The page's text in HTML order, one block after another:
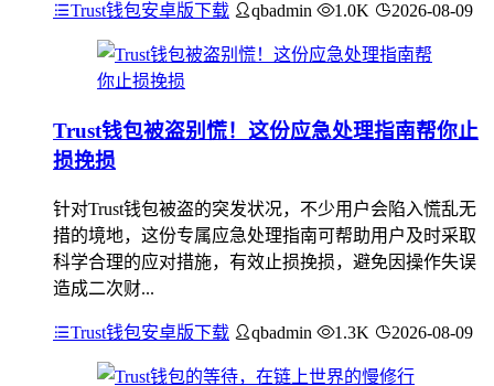
Trust钱包安卓版下载 qbadmin 1.0K 2026-08-09
Trust钱包被盗别慌！这份应急处理指南帮你止
损挽损
针对Trust钱包被盗的突发状况，不少用户会陷入慌乱无
措的境地，这份专属应急处理指南可帮助用户及时采取
科学合理的应对措施，有效止损挽损，避免因操作失误
造成二次财...
Trust钱包安卓版下载 qbadmin 1.3K 2026-08-09